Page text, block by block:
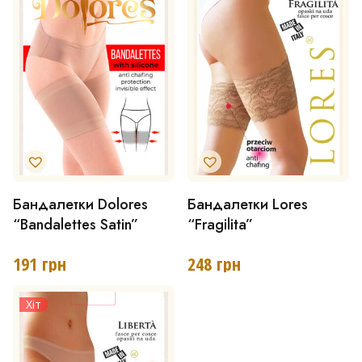
Параметри
можна
вибрати
сторінці
Параметри
можна
вибрати
сторінці
товару
Бандалетки Dolores
“Bandalettes Satin”
191 грн
Цей
товар
має
варіантів.
Параметри
Бандалетки Lores
“Fragilita”
248 грн
Цей
товар
має
Хіт